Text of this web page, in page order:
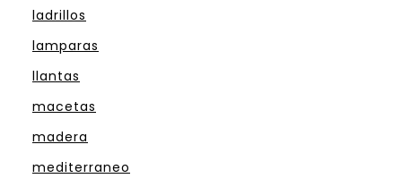
ladrillos
lamparas
llantas
macetas
madera
mediterraneo